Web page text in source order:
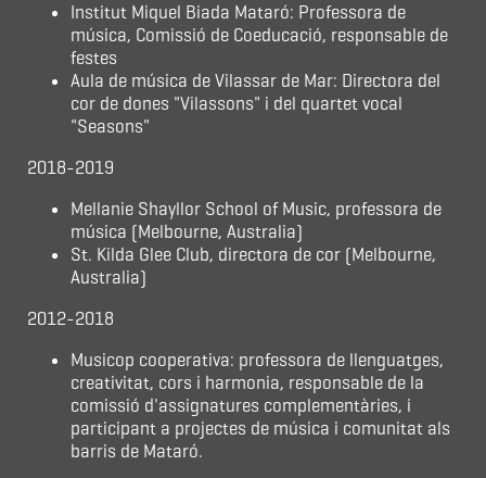
Institut Miquel Biada Mataró: Professora de
música, Comissió de Coeducació, responsable de
festes
Aula de música de Vilassar de Mar: Directora del
cor de dones "Vilassons" i del quartet vocal
"Seasons"
2018-2019
Mellanie Shayllor School of Music, professora de
música (Melbourne, Australia)
St. Kilda Glee Club, directora de cor (Melbourne,
Australia)
2012-2018
Musicop cooperativa: professora de llenguatges,
creativitat, cors i harmonia, responsable de la
comissió d'assignatures complementàries, i
participant a projectes de música i comunitat als
barris de Mataró.